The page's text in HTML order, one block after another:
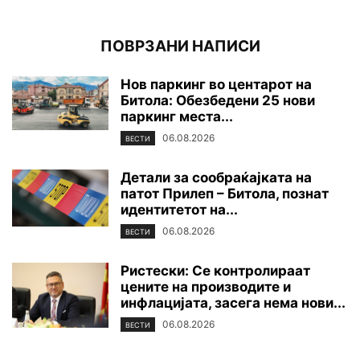
ПОВРЗАНИ НАПИСИ
Нов паркинг во центарот на
Битола: Обезбедени 25 нови
паркинг места...
ВЕСТИ 06.08.2026
Детали за сообраќајката на
патот Прилеп – Битола, познат
идентитетот на...
ВЕСТИ 06.08.2026
Ристески: Се контролираат
цените на производите и
инфлацијата, засега нема нови...
ВЕСТИ 06.08.2026